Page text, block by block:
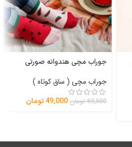
جوراب مچی هندوانه صورتی
جوراب مچی ( ساق کوتاه )
65,000 تومان 49,000تومان